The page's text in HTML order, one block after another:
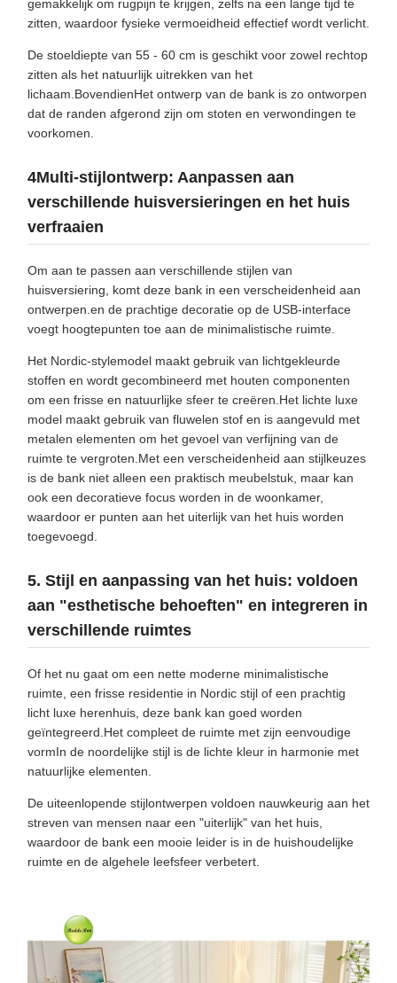
gemakkelijk om rugpijn te krijgen, zelfs na een lange tijd te
zitten, waardoor fysieke vermoeidheid effectief wordt verlicht.
De stoeldiepte van 55 - 60 cm is geschikt voor zowel rechtop
zitten als het natuurlijk uitrekken van het
lichaam.BovendienHet ontwerp van de bank is zo ontworpen
dat de randen afgerond zijn om stoten en verwondingen te
voorkomen.
4Multi-stijlontwerp: Aanpassen aan
verschillende huisversieringen en het huis
verfraaien
Om aan te passen aan verschillende stijlen van
huisversiering, komt deze bank in een verscheidenheid aan
ontwerpen.en de prachtige decoratie op de USB-interface
voegt hoogtepunten toe aan de minimalistische ruimte.
Het Nordic-stylemodel maakt gebruik van lichtgekleurde
stoffen en wordt gecombineerd met houten componenten
om een frisse en natuurlijke sfeer te creëren.Het lichte luxe
model maakt gebruik van fluwelen stof en is aangevuld met
metalen elementen om het gevoel van verfijning van de
ruimte te vergroten.Met een verscheidenheid aan stijlkeuzes
is de bank niet alleen een praktisch meubelstuk, maar kan
ook een decoratieve focus worden in de woonkamer,
waardoor er punten aan het uiterlijk van het huis worden
toegevoegd.
5. Stijl en aanpassing van het huis: voldoen
aan "esthetische behoeften" en integreren in
verschillende ruimtes
Of het nu gaat om een nette moderne minimalistische
ruimte, een frisse residentie in Nordic stijl of een prachtig
licht luxe herenhuis, deze bank kan goed worden
geïntegreerd.Het compleet de ruimte met zijn eenvoudige
vormIn de noordelijke stijl is de lichte kleur in harmonie met
natuurlijke elementen.
De uiteenlopende stijlontwerpen voldoen nauwkeurig aan het
streven van mensen naar een "uiterlijk" van het huis,
waardoor de bank een mooie leider is in de huishoudelijke
ruimte en de algehele leefsfeer verbetert.